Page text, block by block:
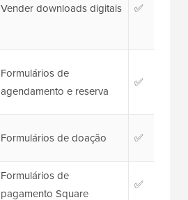
Vender downloads digitais ✅
Formulários de
agendamento e reserva
✅
Formulários de doação ✅
Formulários de
pagamento Square
✅